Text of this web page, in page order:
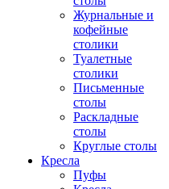
Журнальные и
кофейные
столики
Туалетные
столики
Письменные
столы
Раскладные
столы
Круглые столы
Кресла
Пуфы